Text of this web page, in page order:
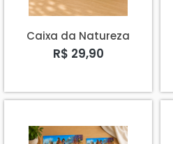
Caixa da Natureza
R$ 29,90